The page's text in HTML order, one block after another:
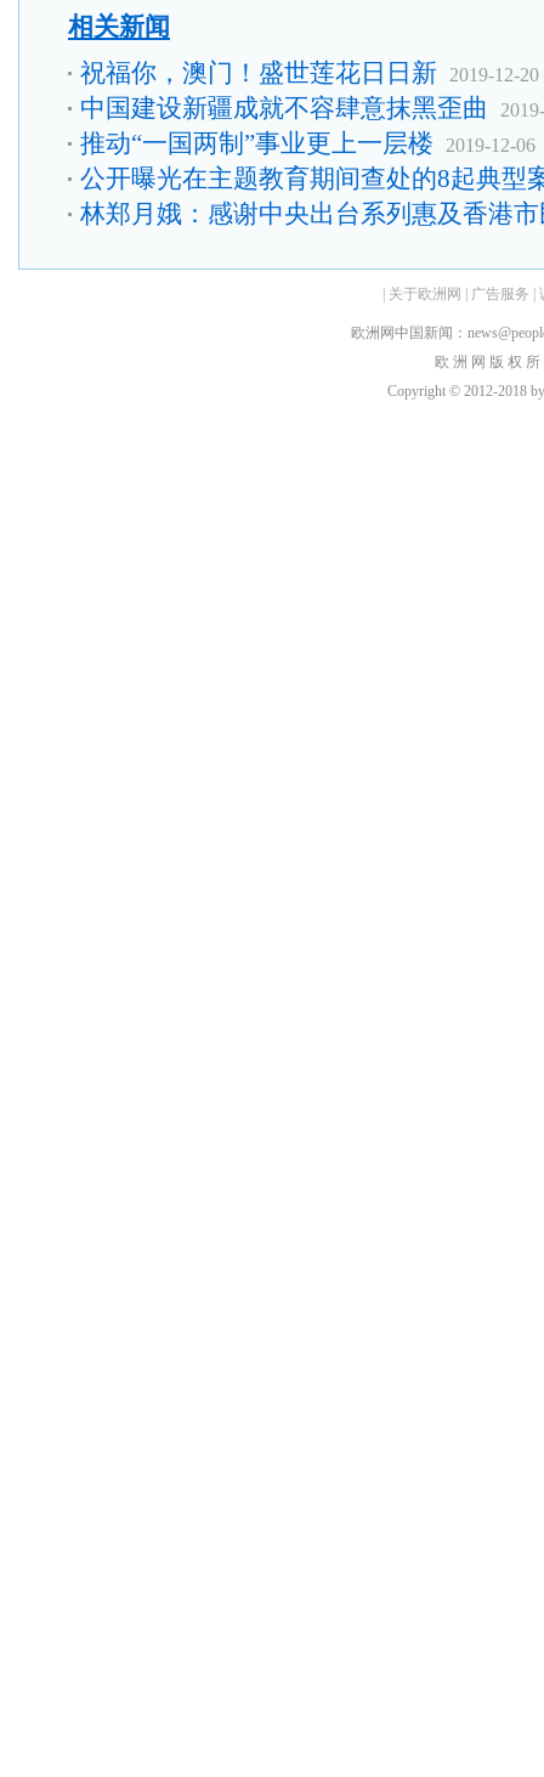
相关新闻
祝福你，澳门！盛世莲花日日新 2019-12-20
中国建设新疆成就不容肆意抹黑歪曲
推动“一国两制”事业更上一层楼 2019-12-06
公开曝光在主题教育期间查处的8起典型
林郑月娥：感谢中央出台系列惠及香港
关于欧洲网 广告服务
欧洲网中国新闻：
欧 洲 网 版 权
Copyright © 2012-2018